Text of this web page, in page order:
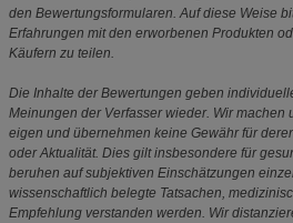
den Bewertungsformularen. Auf diese Weise
Erfahrungen mit den erworbenen Produkten
Käufern zu teilen.
Die Inhalte der Bewertungen geben
Meinungen der Verfasser wieder. Wir machen
eigen und übernehmen keine Gewähr für
oder Aktualität. Dies gilt insbesondere für
beruhen auf subjektiven Einschätzungen
wissenschaftlich belegte Tatsachen,
Empfehlung verstanden werden. Wir